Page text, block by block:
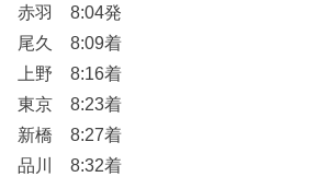
赤羽 8:04発
尾久 8:09着
上野 8:16着
東京 8:23着
新橋 8:27着
品川 8:32着